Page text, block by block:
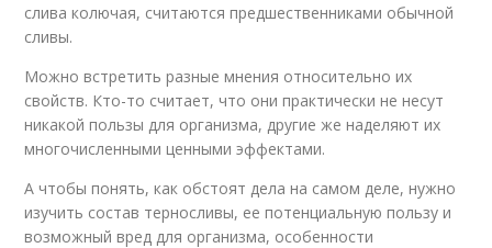
слива колючая, считаются предшественниками обычной
сливы.
Можно встретить разные мнения относительно их
свойств. Кто-то считает, что они практически не несут
никакой пользы для организма, другие же наделяют их
многочисленными ценными эффектами.
А чтобы понять, как обстоят дела на самом деле, нужно
изучить состав терносливы, ее потенциальную пользу и
возможный вред для организма, особенности